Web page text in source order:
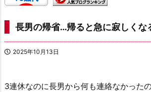
長男の帰省…帰ると急に寂しくな
2025年10月13日
3連休なのに長男から何も連絡なかった